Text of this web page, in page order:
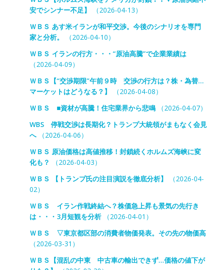
安でシンナー不足】
（2026-04-13）
ＷＢＳ あす米イランが和平交渉。今後のシナリオを専門
家と分析。
（2026-04-10）
ＷＢＳ イランの行方・・・“原油高騰”で企業業績は
（2026-04-09）
ＷＢＳ【“交渉期限”午前９時 交渉の行方は？株・為替…
マーケットはどうなる？】
（2026-04-08）
ＷＢＳ ■資材が高騰！住宅業界から悲鳴（2026-04-07）
WBS 停戦交渉は長期化？トランプ大統領がまもなく会見
へ（2026-04-06）
ＷＢＳ 原油価格は高値推移！封鎖続くホルムズ海峡に変
化も？
（2026-04-03）
ＷＢＳ 【トランプ氏の注目演説を徹底分析】
（2026-04-
02）
ＷＢＳ イラン作戦終結へ？株価急上昇も景気の先行き
は・・・3月短観を分析（2026-04-01）
ＷＢＳ ▽東京都区部の消費者物価発表。その先の物価高
（2026-03-31）
ＷＢＳ【混乱の中東 中古車の輸出できず…価格の値下が